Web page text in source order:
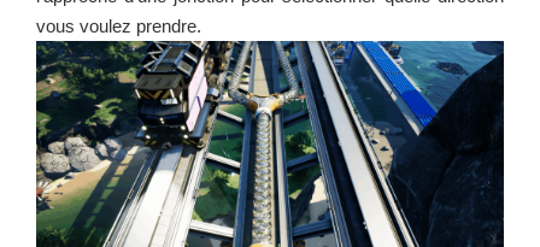
vous voulez prendre.